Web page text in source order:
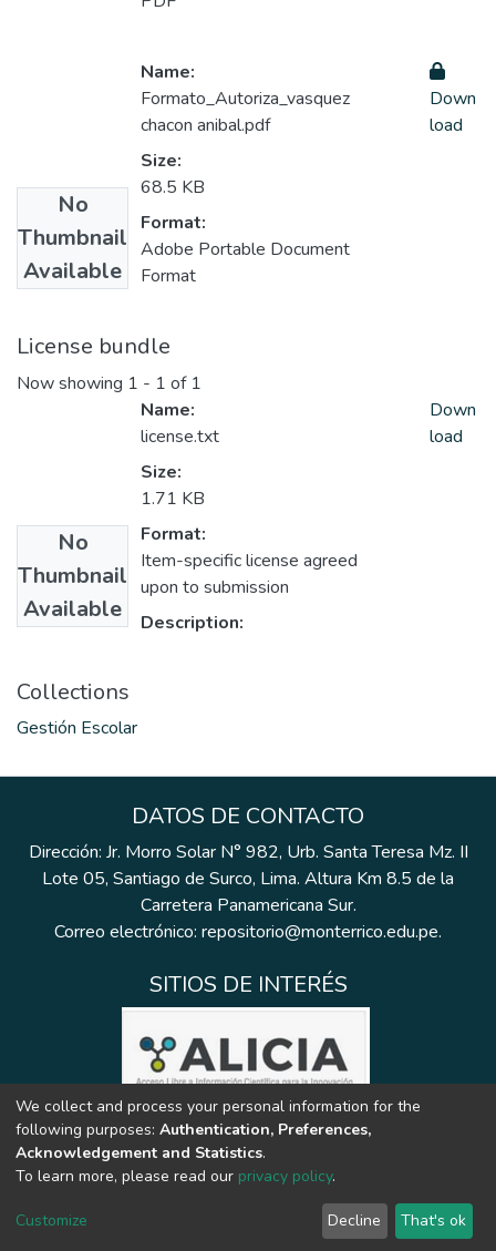
No
Thumbnail
Available
Name:
Formato_Autoriza_vasquez
chacon anibal.pdf
Size:
68.5 KB
Format:
Adobe Portable Document
Format
Down
load
License bundle
Now showing 1 - 1 of 1
No
Thumbnail
Available
Name:
license.txt
Size:
1.71 KB
Format:
Item-specific license agreed
upon to submission
Description:
Down
load
Collections
Gestión Escolar
DATOS DE CONTACTO
Dirección: Jr. Morro Solar N° 982, Urb. Santa Teresa Mz. II
Lote 05, Santiago de Surco, Lima. Altura Km 8.5 de la
Carretera Panamericana Sur.
Correo electrónico: repositorio@monterrico.edu.pe.
SITIOS DE INTERÉS
We collect and process your personal information for the
following purposes: Authentication, Preferences,
Acknowledgement and Statistics.
To learn more, please read our privacy policy.
Customize Decline That's ok